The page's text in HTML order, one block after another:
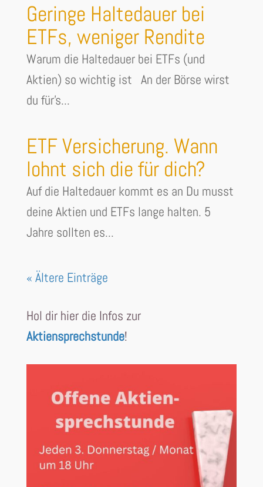
Geringe Haltedauer bei
ETFs, weniger Rendite
Warum die Haltedauer bei ETFs (und
Aktien) so wichtig ist An der Börse wirst
du für's...
ETF Versicherung. Wann
lohnt sich die für dich?
Auf die Haltedauer kommt es an Du musst
deine Aktien und ETFs lange halten. 5
Jahre sollten es...
« Ältere Einträge
Hol dir hier die Infos zur
Aktiensprechstunde!